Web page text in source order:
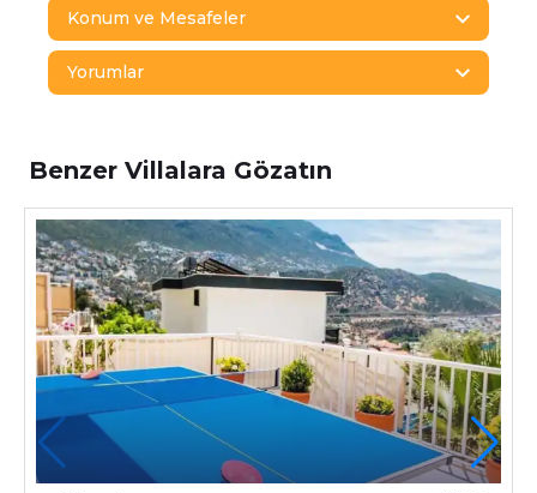
Konum ve Mesafeler
Yorumlar
Benzer Villalara Gözatın